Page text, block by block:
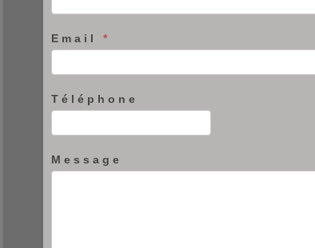
Email *
Téléphone
Message